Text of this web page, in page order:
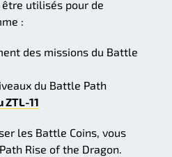
utilisés pour de
:
des missions du Battle
du Battle Path
11
les Battle Coins, vous
Rise of the Dragon.